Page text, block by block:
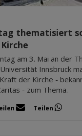
thematisiert
am 3. Mai an der
Innsbruck
der Kirche -
- zum Thema.
Teilen